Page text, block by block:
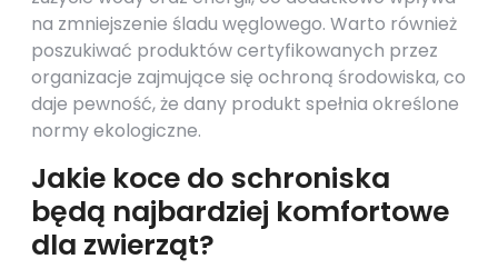
na zmniejszenie śladu węglowego. Warto również
poszukiwać produktów certyfikowanych przez
organizacje zajmujące się ochroną środowiska, co
daje pewność, że dany produkt spełnia określone
normy ekologiczne.
Jakie koce do schroniska
będą najbardziej komfortowe
dla zwierząt?